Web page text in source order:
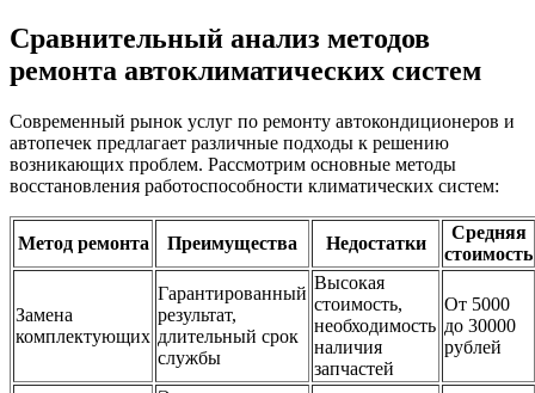
Сравнительный анализ методов
ремонта автоклиматических систем
Современный рынок услуг по ремонту автокондиционеров и
автопечек предлагает различные подходы к решению
возникающих проблем. Рассмотрим основные методы
восстановления работоспособности климатических систем:
Метод ремонта Преимущества Недостатки
Средняя
стоимость
Замена
комплектующих
Гарантированный
результат,
длительный срок
службы
Высокая
стоимость,
необходимость
наличия
запчастей
От 5000
до 30000
рублей